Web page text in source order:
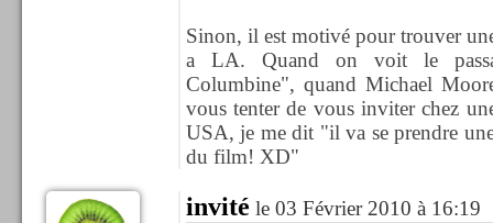
Sinon, il est motivé pour trouver
a LA. Quand on voit le
Columbine", quand Michael
vous tenter de vous inviter chez
USA, je me dit "il va se prendre
du film! XD"
invité le 03 Février 2010 à 16:19